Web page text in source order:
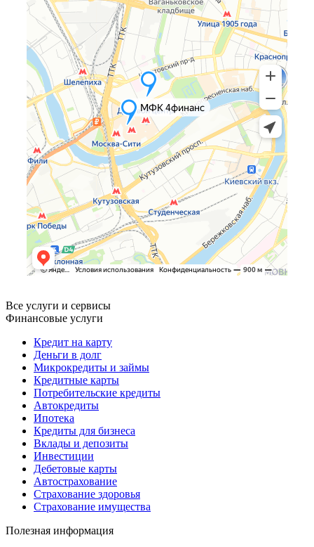
Все услуги и сервисы
Финансовые услуги
Кредит на карту
Деньги в долг
Микрокредиты и займы
Кредитные карты
Потребительские кредиты
Автокредиты
Ипотека
Кредиты для бизнеса
Вклады и депозиты
Инвестиции
Дебетовые карты
Автострахование
Страхование здоровья
Страхование имущества
Полезная информация